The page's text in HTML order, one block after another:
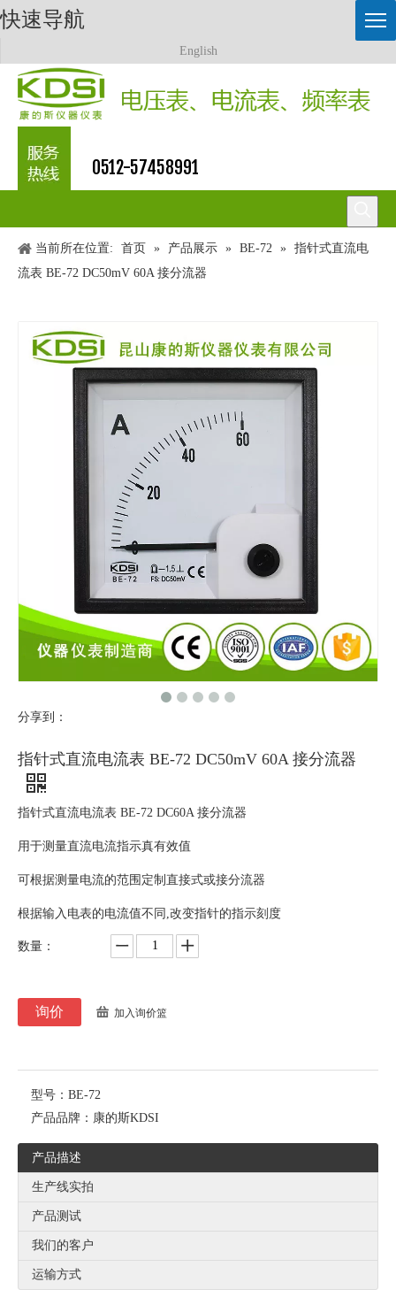
快速导航
English
0512-57458991
当前所在位置: 首页 » 产品展示 » BE-72 » 指针式直流电
流表 BE-72 DC50mV 60A 接分流器
分享到：
指针式直流电流表 BE-72 DC50mV 60A 接分流器
指针式直流电流表 BE-72 DC60A 接分流器
用于测量直流电流指示真有效值
可根据测量电流的范围定制直接式或接分流器
根据输入电表的电流值不同,改变指针的指示刻度
数量：
询价 加入询价篮
型号： BE-72
产品品牌： 康的斯KDSI
产品描述
生产线实拍
产品测试
我们的客户
运输方式